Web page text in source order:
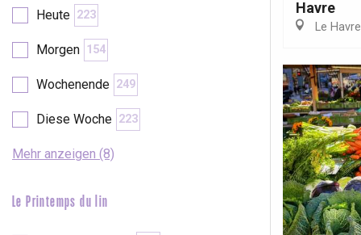
Heute 223
Morgen 154
Wochenende 249
Diese Woche 223
Mehr anzeigen (8)
Le Printemps du lin
Havre
Le Havre